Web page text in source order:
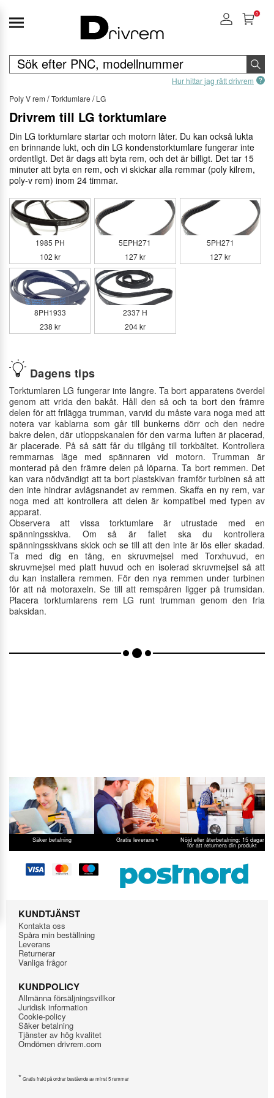
Hur hittar jag rätt drivrem
0
Poly V rem Torktumlare LG
Dagens tips
Torktumlaren LG fungerar inte längre. Ta bort apparatens överdel
genom att vrida den bakåt. Håll den så och ta bort den främre
delen för att frilägga trumman, varvid du måste vara noga med att
notera var kablarna som går till bunkerns dörr och den nedre
bakre delen, där utloppskanalen för den varma luften är placerad,
är placerade. På så sätt får du tillgång till torkbältet. Kontrollera
remmarnas läge med spännaren vid motorn. Trumman är
monterad på den främre delen på löparna. Ta bort remmen. Det
kan vara nödvändigt att ta bort plastskivan framför turbinen så att
den inte hindrar avlägsnandet av remmen. Skaffa en ny rem, var
noga med att kontrollera att delen är kompatibel med typen av
apparat.
Observera att vissa torktumlare är utrustade med en
spänningsskiva. Om så är fallet ska du kontrollera
spänningsskivans skick och se till att den inte är lös eller skadad.
Ta med dig en tång, en skruvmejsel med Torxhuvud, en
skruvmejsel med platt huvud och en isolerad skruvmejsel så att
du kan installera remmen. För den nya remmen under turbinen
för att nå motoraxeln. Se till att remspåren ligger på trumsidan.
Placera torktumlarens rem LG runt trumman genom den fria
baksidan.
Drivrem till LG torktumlare
Din LG torktumlare startar och motorn låter. Du kan också lukta
en brinnande lukt, och din LG kondenstorktumlare fungerar inte
ordentligt. Det är dags att byta rem, och det är billigt. Det tar 15
minuter att byta en rem, och vi skickar alla remmar (poly kilrem,
poly-v rem) inom 24 timmar.
1985 PH
102 kr
5EPH271
127 kr
5PH271
127 kr
8PH1933
238 kr
2337 H
204 kr
Säker betalning Gratis leverans* Nöjd eller återbetalning: 15 dagar
för att returnera din produkt
KUNDTJÄNST
Kontakta oss
Spåra min beställning
Leverans
Returnerar
Vanliga frågor
KUNDPOLICY
Allmänna försäljningsvillkor
Juridisk information
Cookie-policy
Säker betalning
Tjänster av hög kvalitet
Omdömen drivrem.com
*Gratis frakt på ordrar bestående av minst 5 remmar